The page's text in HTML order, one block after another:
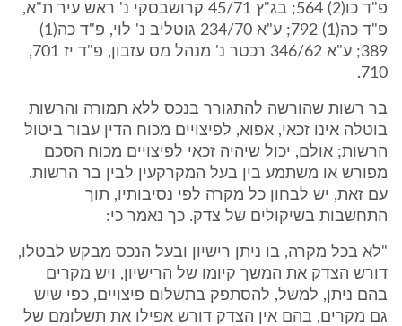
פ"ד כו(2) 564; בג"ץ 45/71 קרושבסקי נ' ראש עיר ת"א,
פ"ד כה(1) 792; ע"א 234/70 גוטליב נ' לוי, פ"ד כה(1)
389; ע"א 346/62 רכטר נ' מנהל מס עזבון, פ"ד יז 701,
710.
בר רשות שהורשה להתגורר בנכס ללא תמורה והרשות
בוטלה אינו זכאי, אפוא, לפיצויים מכוח הדין עבור ביטול
הרשות; אולם, יכול שיהיה זכאי לפיצויים מכוח הסכם
מפורש או משתמע בין בעל המקרקעין לבין בר הרשות.
עם זאת, יש לבחון כל מקרה לפי נסיבותיו, תוך
התחשבות בשיקולים של צדק. כך נאמר כי:
"לא בכל מקרה, בו ניתן רישיון ובעל הנכס מבקש לבטלו,
דורש הצדק את המשך קיומו של הרישיון, ויש מקרים
בהם ניתן, למשל, להסתפק בתשלום פיצויים, כפי שיש
גם מקרים, בהם אין הצדק דורש אפילו את תשלומם של